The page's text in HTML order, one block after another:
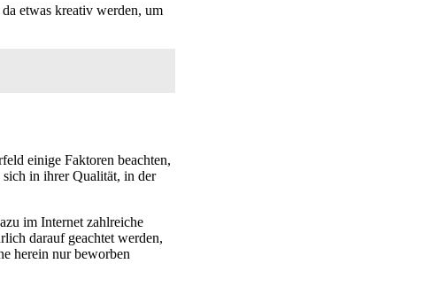
etwas kreativ werden, um
einige Faktoren beachten,
in ihrer Qualität, in der
im Internet zahlreiche
darauf geachtet werden,
herein nur beworben